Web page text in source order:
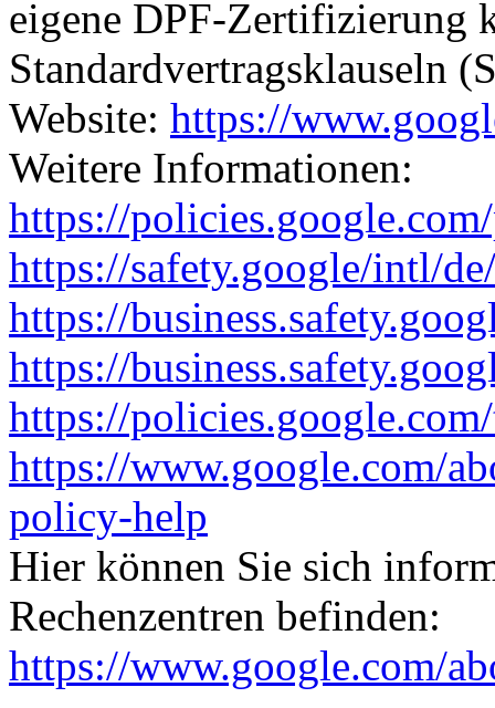
eigene DPF-Zertifizierung
Standardvertragsklauseln
Website: https://
Weitere Informationen:
https://
https://safety.google/intl/
https://
https://
https://
https://www.google.com/
policy-help
Hier können Sie sich
Rechenzentren befinden:
https://www.google.com/